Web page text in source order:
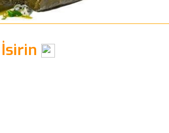
İsirin